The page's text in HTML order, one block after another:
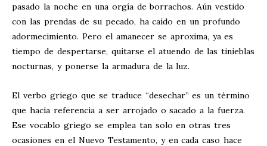
pasado la noche en una orgía de borrachos. Aún vestido
con las prendas de su pecado, ha caído en un profundo
adormecimiento. Pero el amanecer se aproxima, ya es
tiempo de despertarse, quitarse el atuendo de las tinieblas
nocturnas, y ponerse la armadura de la luz.
El verbo griego que se traduce “desechar” es un término
que hacía referencia a ser arrojado o sacado a la fuerza.
Ese vocablo griego se emplea tan solo en otras tres
ocasiones en el Nuevo Testamento, y en cada caso hace